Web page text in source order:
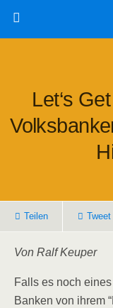
Let‘s
Tei­len Tweet
Von Ralf Keuper
Falls es noch
Ban­ken von ihrem